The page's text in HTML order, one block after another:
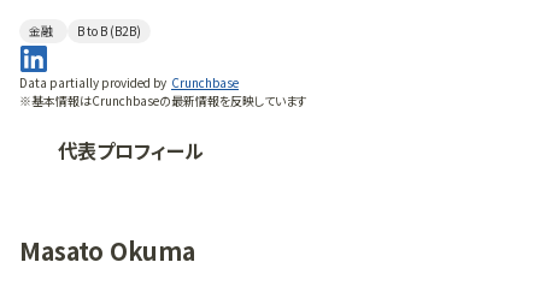
金融 B to B (B2B)
Data partially provided by Crunchbase
※基本情報はCrunchbaseの最新情報を反映しています
代表プロフィール
Masato Okuma